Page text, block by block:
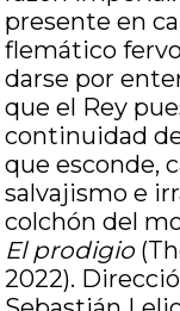
presente en
flemático
darse por
que el Rey
continuidad
que esconde,
salvajismo e
colchón del
El prodigio
2022).